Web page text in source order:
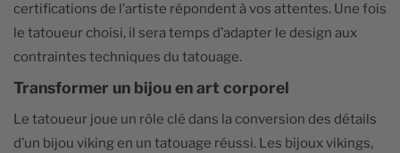
certifications de l’artiste répondent à vos attentes. Une fois
le tatoueur choisi, il sera temps d’adapter le design aux
contraintes techniques du tatouage.
Transformer un bijou en art corporel
Le tatoueur joue un rôle clé dans la conversion des détails
d’un bijou viking en un tatouage réussi. Les bijoux vikings,